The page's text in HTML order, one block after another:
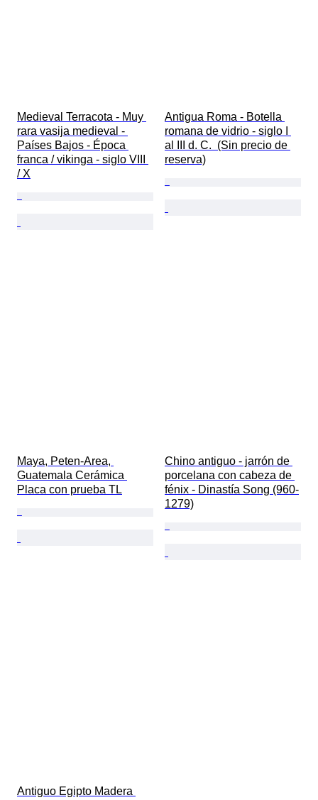
Medieval Terracota - Muy
rara vasija medieval -
Países Bajos - Época
franca / vikinga - siglo VIII
/ X
Antigua Roma - Botella
romana de vidrio - siglo I
al III d. C.  (Sin precio de
reserva)
Maya, Peten-Area,
Guatemala Cerámica
Placa con prueba TL
Chino antiguo - jarrón de
porcelana con cabeza de
fénix - Dinastía Song (960-
1279)
Antiguo Egipto Madera